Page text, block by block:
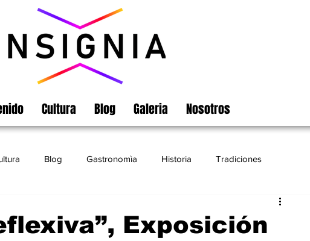
Cultura Blog Galeria Nosotros
Blog Gastronomìa Historia Tradiciones
Exposición